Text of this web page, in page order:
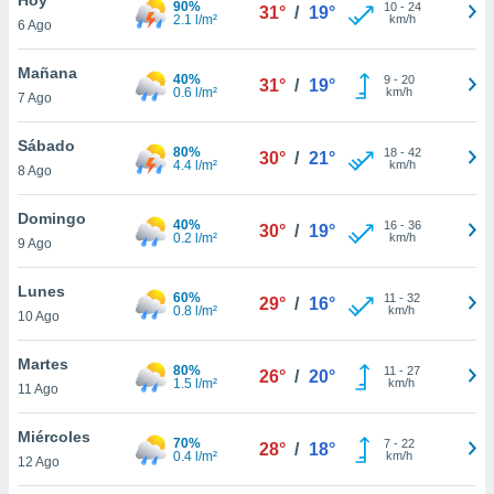
en
más
nuestra
de
cookies
aceptar
6 Ago
90%
2.1 l/m²
31° / 19° 10- 24
km/h
Mañana
7 Ago
40%
0.6 l/m²
31° / 19° 9- 20
km/h
Sábado
8 Ago
80%
4.4 l/m²
30° / 21° 18- 42
km/h
Domingo
9 Ago
40%
0.2 l/m²
30° / 19° 16- 36
km/h
Lunes
10 Ago
60%
0.8 l/m²
29° / 16° 11 - 32
km/h
Martes
11 Ago
80%
1.5 l/m²
26° / 20° 11 - 27
km/h
Miércoles
12 Ago
70%
0.4 l/m²
28° / 18° 7- 22
km/h